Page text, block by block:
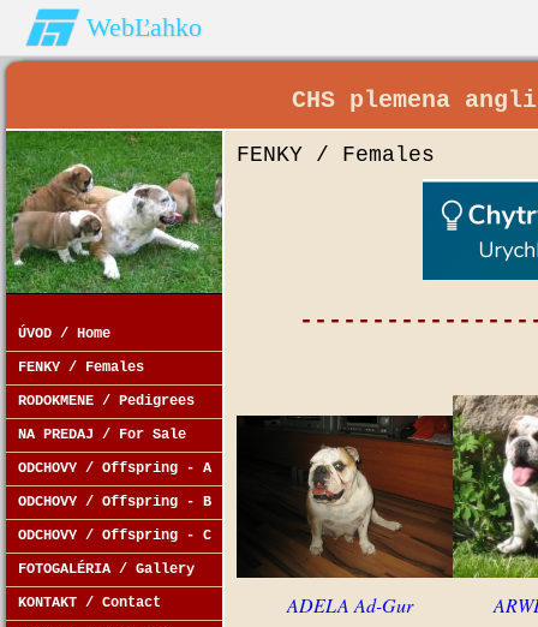
WebĽahko
CHS plemena
ÚVOD / Home
FENKY / Females
RODOKMENE / Pedigrees
NA PREDAJ / For Sale
ODCHOVY / Offspring - A
ODCHOVY / Offspring - B
ODCHOVY / Offspring - C
FOTOGALÉRIA / Gallery
KONTAKT / Contact
FENKY / Females
ADELA Ad-Gur